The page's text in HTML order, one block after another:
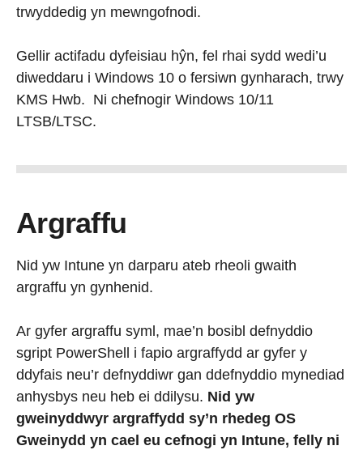
trwyddedig yn mewngofnodi.
Gellir actifadu dyfeisiau hŷn, fel rhai sydd wedi’u
diweddaru i Windows 10 o fersiwn gynharach, trwy
KMS Hwb. Ni chefnogir Windows 10/11
LTSB/LTSC.
Argraffu
Nid yw Intune yn darparu ateb rheoli gwaith
argraffu yn gynhenid.
Ar gyfer argraffu syml, mae’n bosibl defnyddio
sgript PowerShell i fapio argraffydd ar gyfer y
ddyfais neu’r defnyddiwr gan ddefnyddio mynediad
anhysbys neu heb ei ddilysu. Nid yw
gweinyddwyr argraffydd sy’n rhedeg OS
Gweinydd yn cael eu cefnogi yn Intune, felly ni